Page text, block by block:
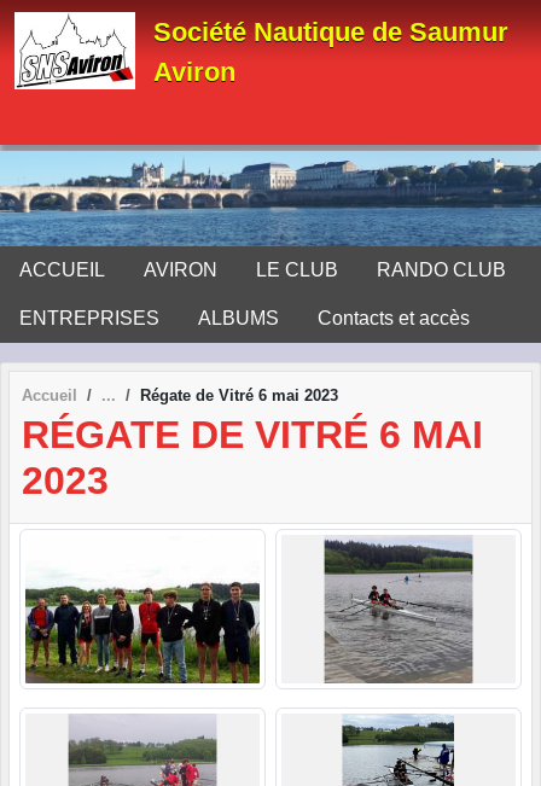
Société Nautique de Saumur
Aviron
ACCUEIL AVIRON LE CLUB RANDO CLUB
ENTREPRISES ALBUMS Contacts et accès
Accueil Régate de Vitré 6 mai 2023
RÉGATE DE VITRÉ 6 MAI
2023
Panneau de gestion des cookies